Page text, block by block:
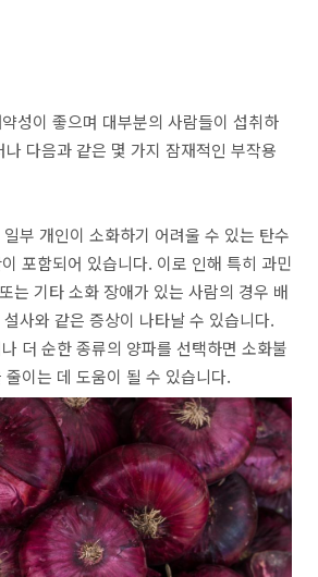
성이 좋으며 대부분의 사람들이 섭취하
다음과 같은 몇 가지 잠재적인 부작용
부 개인이 소화하기 어려울 수 있는 탄수
포함되어 있습니다. 이로 인해 특히 과민
는 기타 소화 장애가 있는 사람의 경우 배
사와 같은 증상이 나타날 수 있습니다.
더 순한 종류의 양파를 선택하면 소화불
이는 데 도움이 될 수 있습니다.